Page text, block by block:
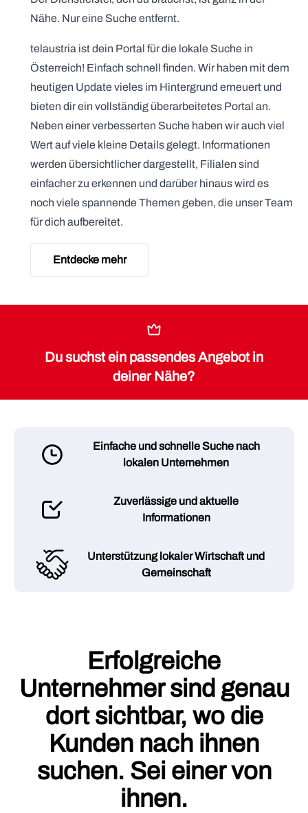
Nähe. Nur eine Suche entfernt.
telaustria ist dein Portal für die lokale Suche in
Österreich! Einfach schnell finden. Wir haben mit dem
heutigen Update vieles im Hintergrund erneuert und
bieten dir ein vollständig überarbeitetes Portal an.
Neben einer verbesserten Suche haben wir auch viel
Wert auf viele kleine Details gelegt. Informationen
werden übersichtlicher dargestellt, Filialen sind
einfacher zu erkennen und darüber hinaus wird es
noch viele spannende Themen geben, die unser Team
für dich aufbereitet.
Entdecke mehr
Du suchst ein passendes Angebot in
deiner Nähe?
Einfache und schnelle Suche nach
lokalen Unternehmen
Zuverlässige und aktuelle
Informationen
Unterstützung lokaler Wirtschaft und
Gemeinschaft
Erfolgreiche
Unternehmer sind genau
dort sichtbar, wo die
Kunden nach ihnen
suchen. Sei einer von
ihnen.